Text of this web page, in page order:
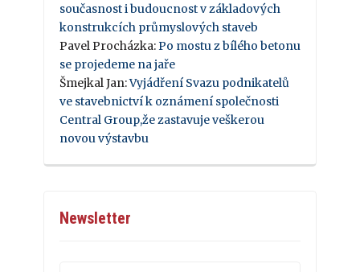
současnost i budoucnost v základových
konstrukcích průmyslových staveb
Pavel Procházka: Po mostu z bílého betonu
se projedeme na jaře
Šmejkal Jan:Vyjádření Svazu podnikatelů
ve stavebnictví k oznámení společnosti
Central Group,že zastavuje veškerou
novou výstavbu
Newsletter